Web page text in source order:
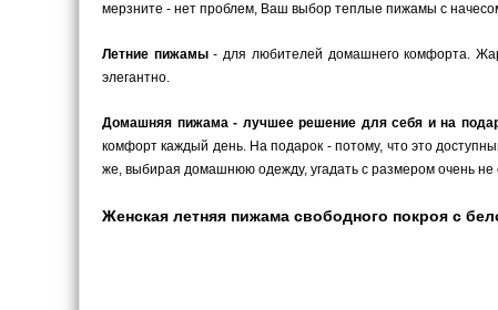
мерзните - нет проблем, Ваш выбор теплые пижамы с
Летние пижамы- для любителей домашнего комфорта.
элегантно.
Домашняя пижама - лучшее решение для себя и на
комфорт каждый день. На подарок - потому, что это
же, выбирая домашнюю одежду, угадать с размером очень
Женская летняя пижама свободного покроя с